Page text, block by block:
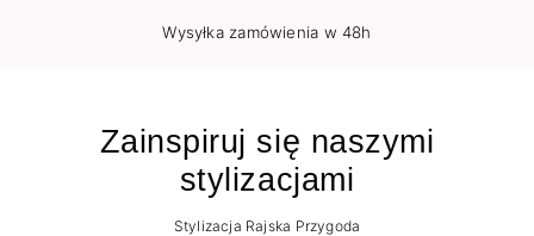
Wysyłka zamówienia w 48h
Zainspiruj się naszymi
stylizacjami
Stylizacja Rajska Przygoda